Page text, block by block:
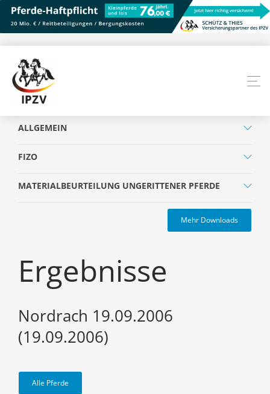
ALLGEMEIN
FIZO
MATERIALBEURTEILUNG UNGERITTENER PFERDE
Mehr Downloads
Ergebnisse
Nordrach 19.09.2006
(19.09.2006)
Alle Pferde